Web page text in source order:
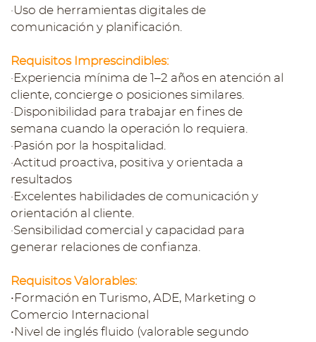
·Uso de herramientas digitales de
comunicación y planificación.
Requisitos Imprescindibles:
·Experiencia mínima de 1–2 años en atención al
cliente, concierge o posiciones similares.
·Disponibilidad para trabajar en fines de
semana cuando la operación lo requiera.
·Pasión por la hospitalidad.
·Actitud proactiva, positiva y orientada a
resultados
·Excelentes habilidades de comunicación y
orientación al cliente.
·Sensibilidad comercial y capacidad para
generar relaciones de confianza.
Requisitos Valorables:
•Formación en Turismo, ADE, Marketing o
Comercio Internacional
•Nivel de inglés fluido (valorable segundo